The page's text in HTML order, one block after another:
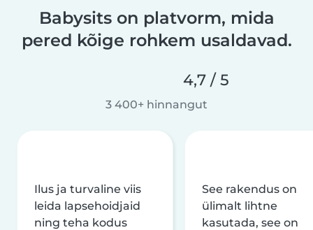
Babysits on platvorm, mida
pered kõige rohkem usaldavad.
4,7 / 5
3 400+ hinnangut
Ilus ja turvaline viis
leida lapsehoidjaid
ning teha kodus
See rakendus on
ülimalt lihtne
kasutada, see on